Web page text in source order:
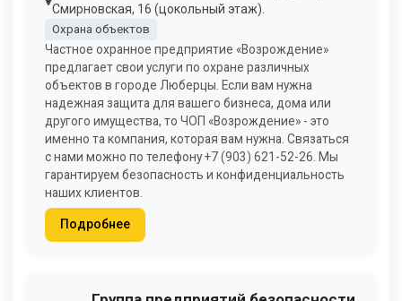
Смирновская, 16 (цокольный этаж).
Охрана объектов
Частное охранное предприятие «Возрождение»
предлагает свои услуги по охране различных
объектов в городе Люберцы. Если вам нужна
надежная защита для вашего бизнеса, дома или
другого имущества, то ЧОП «Возрождение» - это
именно та компания, которая вам нужна. Связаться
с нами можно по телефону +7 (903) 621-52-26. Мы
гарантируем безопасность и конфиденциальность
наших клиентов.
Подробнее